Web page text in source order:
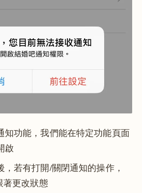
知功能，我們能在特定功能頁面
啟
，若有打開/關閉通知的操作，
著更改狀態